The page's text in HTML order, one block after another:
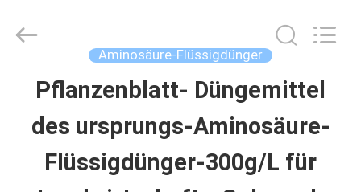
HAUS
PRODUKTE
Shihong
Aminosäure-Flüssigdünger
Pflanzenblatt- Düngemittel
des ursprungs-Aminosäure-
Flüssigdünger-300g/L für